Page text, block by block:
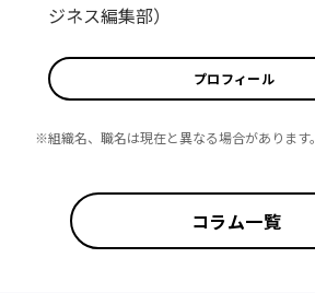
ジネス編集部）
プロフィール
※組織名、職名は現在と異なる場合があります。
コラム一覧